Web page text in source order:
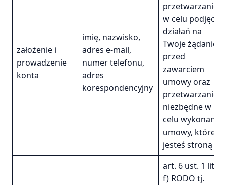
założenie i
prowadzenie
konta
imię, nazwisko,
adres e-mail,
numer telefonu,
adres
korespondencyjny
przetwarzanie
w celu podjęcia
działań na
Twoje żądanie,
przed
zawarciem
umowy oraz
przetwarzanie
niezbędne w
celu wykonania
umowy, której
jesteś stroną
art. 6 ust. 1 lit.
f) RODO tj.